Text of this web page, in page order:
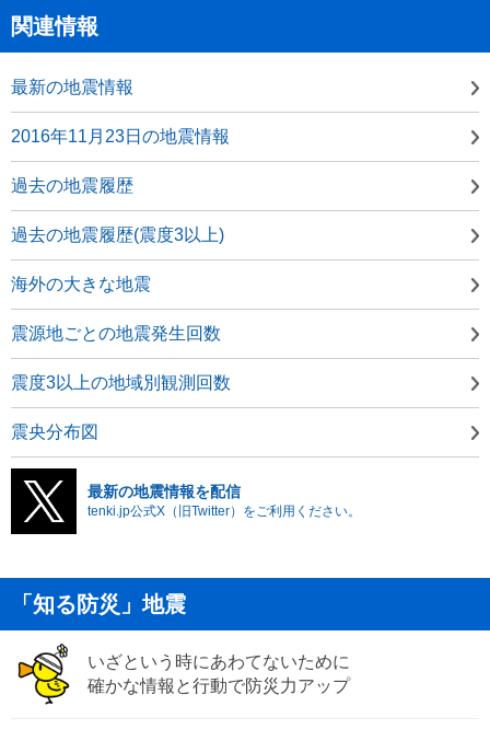
関連情報
最新の地震情報
2016年11月23日の地震情報
過去の地震履歴
過去の地震履歴(震度3以上)
海外の大きな地震
震源地ごとの地震発生回数
震度3以上の地域別観測回数
震央分布図
最新の地震情報を配信
tenki.jp公式X（旧Twitter）をご利用ください。
「知る防災」地震
いざという時にあわてないために
確かな情報と行動で防災力アップ